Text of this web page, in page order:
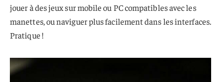
jouer à des jeux sur mobile ou PC compatibles avec les
manettes, ou naviguer plus facilement dans les interfaces.
Pratique !